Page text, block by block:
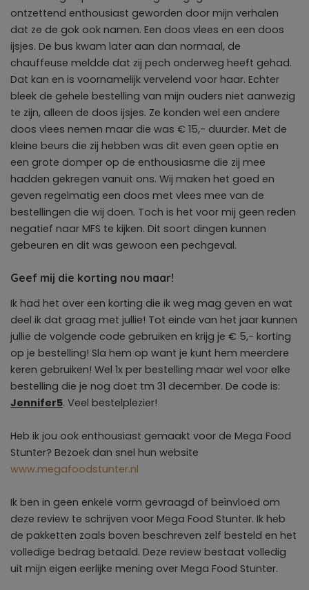
ontzettend enthousiast geworden door mijn verhalen
dat ze de gok ook namen. Een doos vlees en een doos
ijsjes. De bus kwam later aan dan normaal, de
chauffeuse meldde dat zij pech onderweg heeft gehad.
Dat kan en is voornamelijk vervelend voor haar. Echter
bleek de gehele bestelling van mijn ouders niet aanwezig
te zijn, alleen de doos ijsjes. Ze konden wel een andere
doos vlees nemen maar die was € 15,- duurder. Met de
kleine beurs die zij hebben was dit even geen optie en
een grote domper op de enthousiasme die zij mee
hadden gekregen vanuit ons. Wij maken het goed en
geven regelmatig een doos met vlees mee van de
bestellingen die wij doen. Toch is het voor mij geen reden
negatief naar MFS te kijken. Dit soort dingen kunnen
gebeuren en dit was gewoon een pechgeval.
Geef mij die korting nou maar!
Ik had het over een korting die ik weg mag geven en wat
deel ik dat graag met jullie! Tot einde van het jaar kunnen
jullie de volgende code gebruiken en krijg je € 5,- korting
op je bestelling! Sla hem op want je kunt hem meerdere
keren gebruiken! Wel 1x per bestelling maar wel voor elke
bestelling die je nog doet tm 31 december. De code is:
Jennifer5. Veel bestelplezier!
Heb ik jou ook enthousiast gemaakt voor de Mega Food
Stunter? Bezoek dan snel hun website
www.megafoodstunter.nl
Ik ben in geen enkele vorm gevraagd of beïnvloed om
deze review te schrijven voor Mega Food Stunter. Ik heb
de pakketten zoals boven beschreven zelf besteld en het
volledige bedrag betaald. Deze review bestaat volledig
uit mijn eigen eerlijke mening over Mega Food Stunter.